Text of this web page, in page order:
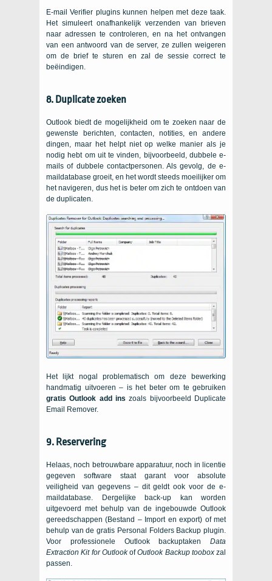
E-mail Verifier plugins kunnen helpen met deze taak.
Het simuleert onafhankelijk verzenden van brieven
naar adressen te controleren, en na het ontvangen
van een antwoord van de server, ze zullen weigeren
om de brief te sturen en zal de sessie correct te
beëindigen.
8. Duplicate zoeken
Outlook biedt de mogelijkheid om te zoeken naar de
gewenste berichten, contacten, notities, en andere
dingen, maar het helpt niet op welke manier als je
nodig hebt om uit te vinden, bijvoorbeeld, dubbele e-
mails of dubbele contactpersonen. Als gevolg, de e-
maildatabase groeit, en het wordt steeds moeilijker om
het navigeren, dus het is beter om zich te ontdoen van
de duplicaten.
Het lijkt nogal problematisch om deze bewerking
handmatig uitvoeren – is het beter om te gebruiken
gratis Outlook add ins zoals bijvoorbeeld Duplicate
Email Remover.
9. Reservering
Helaas, noch betrouwbare apparatuur, noch in licentie
gegeven software staat garant voor absolute
veiligheid van gegevens – dit geldt ook voor de e-
maildatabase. Dergelijke back-up kan worden
uitgevoerd met behulp van de ingebouwde Outlook
gereedschappen (Bestand – Import en export) of met
behulp van de gratis Personal Folders Backup plugin.
Voor professionele Outlook backuptaken Data
Extraction Kit for OutlookofOutlook Backup tooboxzal
passen.